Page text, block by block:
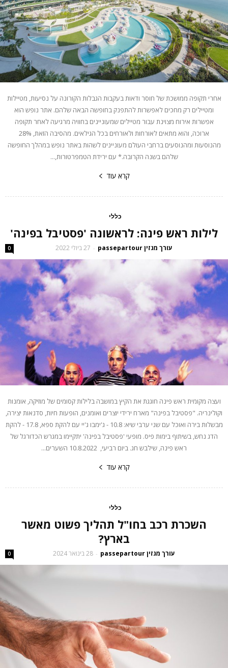
אחרי תקופה ממושכת של חוסר ודאות בעקבות הגבלות הקורונה על נסיעות, מטיילות
ומטיילים רק מחכים לאפשרות להתפנק בחופשה הבאה שלהם. אתר נופש הוא
אפשרות אירוח מצוינת עבור מטיילים שמעוניינים בחוויה מרגיעה לאחר תקופה
ארוכה, והוא מתאים לאורחות ולאורחים בכל הגילאים. מהסיבה הזאת, 28%
מהנוסעות ומהנוסעים ברחבי העולם מעוניינים לשהות באתר נופש במהלך החופשה
שלהם בשנה הקרובה.* עם ירידת הטמפרטורות,...
קרא עוד
כללי
לילות ראש פינה: לראשונה 'פסטיבל בפינה'
עורך מגזין passepartour - 27 ביולי 2022 0
ועצה מקומית ראש פינה חוגגת את הקיץ במושבה בלילות קסומים של מוזיקה, אומנות
וקולינריה. "פסטיבל בפינה" מארח ירידי יוצרים ואומנים, הופעות חיות, סדנאות יצירה,
מבשלות בירה ואוכל עם שני ערבי שיא: 10.8 - ג'ימבו ג'יי עם להקת ספא, 17.8 - להקת
הדג נחש, בשיתוף בימות פיס. מופעי 'פסטיבל בפינה' יתקיימו במגרש הכדורגל של
ראש פינה, שילבש חג. ביום רביעי, 10.8.2022 השערים...
קרא עוד
כללי
השכרת רכב בחו"ל תהליך פשוט מאשר
בארץ?
עורך מגזין passepartour - 28 בינואר 2024 0